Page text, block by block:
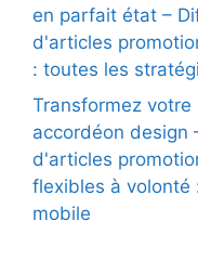
en parfait état –
d'articles
: toutes les
Transformez
accordéon design
d'articles
flexibles à volonté
mobile